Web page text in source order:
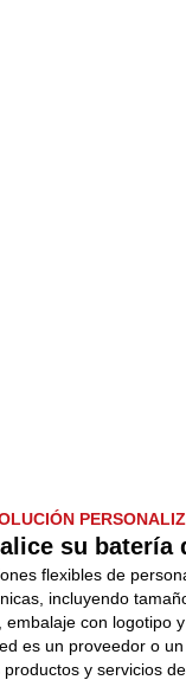
su batería
flexibles de
incluyendo
embalaje con logotipo
es un proveedor o
y servicios